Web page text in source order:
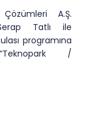
A.Ş.
Tatlı ile
programına
/